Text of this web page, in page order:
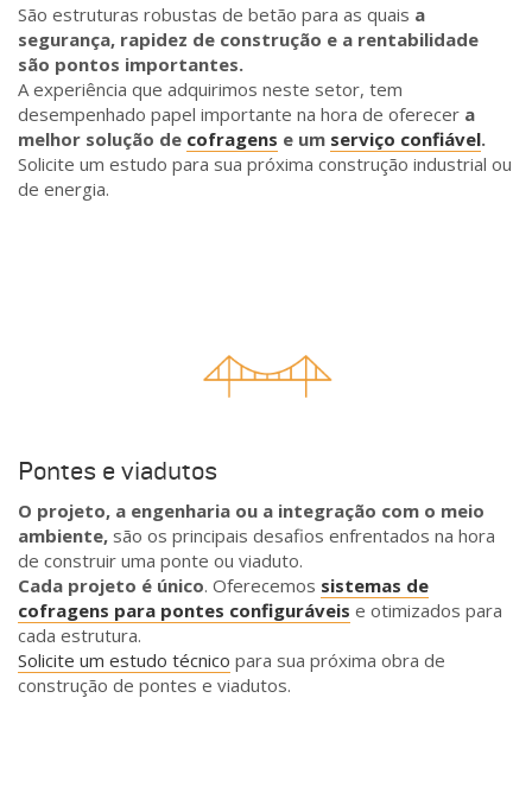
São estruturas robustas de betão para as quais a
segurança, rapidez de construção e a rentabilidade
são pontos importantes.
A experiência que adquirimos neste setor, tem
desempenhado papel importante na hora de oferecer a
melhor solução de cofragens e um serviço confiável.
Solicite um estudo para sua próxima construção industrial ou
de energia.
Pontes e viadutos
O projeto, a engenharia ou a integração com o meio
ambiente, são os principais desafios enfrentados na hora
de construir uma ponte ou viaduto.
Cada projeto é único. Oferecemos sistemas de
cofragens para pontes configuráveis e otimizados para
cada estrutura.
Solicite um estudo técnico para sua próxima obra de
construção de pontes e viadutos.